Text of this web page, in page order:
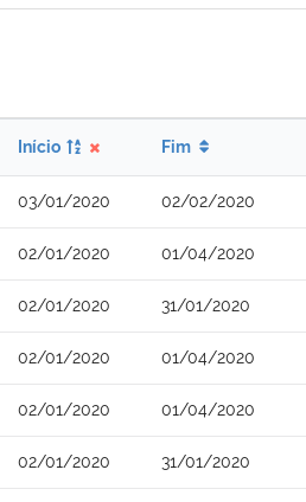
Início Fim
03/01/2020 02/02/2020
02/01/2020 01/04/2020
02/01/2020 31/01/2020
02/01/2020 01/04/2020
02/01/2020 01/04/2020
02/01/2020 31/01/2020